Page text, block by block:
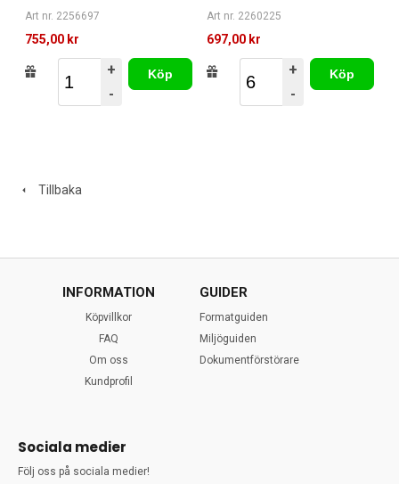
Art nr. 2256697
755,00 kr
+
-
Köp
Art nr. 2260225
697,00 kr
+
-
Köp
Tillbaka
INFORMATION
Köpvillkor
FAQ
Om oss
Kundprofil
GUIDER
Formatguiden
Miljöguiden
Dokumentförstörare
Sociala medier
Följ oss på sociala medier!